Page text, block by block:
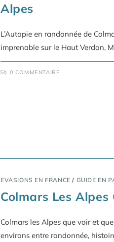
Alpes
L’Autapie en randonnée de
imprenable sur le Haut Verdon,
0 COMMENTAIRE
EVASIONS EN FRANCE / GUIDE EN
Colmars Les Alpes
Colmars les Alpes que voir et
environs entre randonnée,